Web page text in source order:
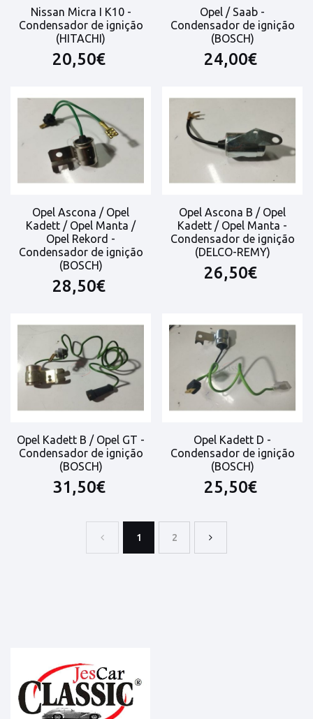
Nissan Micra I K10 -
Condensador de ignição
(HITACHI)
20,50€
Opel / Saab -
Condensador de ignição
(BOSCH)
24,00€
Opel Ascona / Opel
Kadett / Opel Manta /
Opel Rekord -
Condensador de ignição
(BOSCH)
28,50€
Opel Ascona B / Opel
Kadett / Opel Manta -
Condensador de ignição
(DELCO-REMY)
26,50€
Opel Kadett B / Opel GT -
Condensador de ignição
(BOSCH)
31,50€
Opel Kadett D -
Condensador de ignição
(BOSCH)
25,50€
1 2